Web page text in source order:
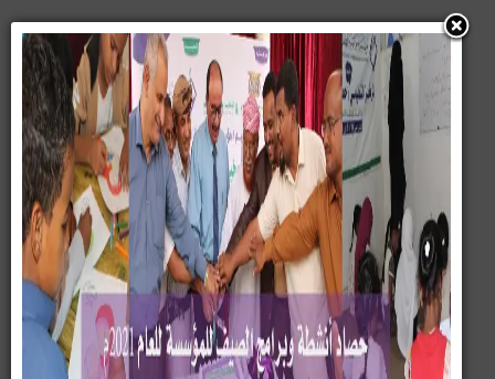
قطاع التعليم
تعمل المؤسسة من خلال قطاع التعليم تشجيع التعليم
للاطفال والفتيات وفق رؤية واساليب جديده باعتبارة حق
لكافة القوانين الانسانية والدولية